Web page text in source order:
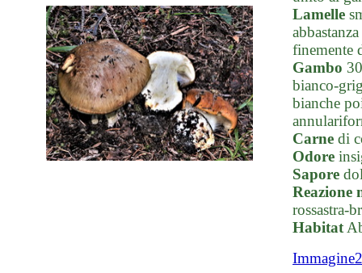
Lamelle
finemente
Gambo
bianco-
bianche
Carne di
Odore
Sapore
Reazione
rossastra-
Habitat
Immagine2